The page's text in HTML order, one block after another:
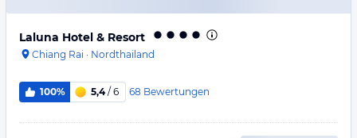
Laluna Hotel & Resort
Chiang Rai · Nordthailand
100% 5,4/ 6 68 Bewertungen